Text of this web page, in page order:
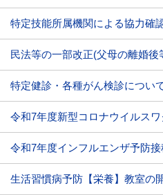
特定技能所属機関による協力確
特定健診・各種がん検診につい
令和7年度新型コロナウイルス
令和7年度インフルエンザ予防
生活習慣病予防【栄養】教室の